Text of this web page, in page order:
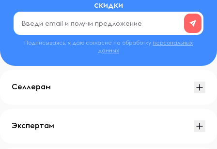
скидки
Подписываясь, я даю согласие на обработку персональных
данных
Селлерам
Экспертам